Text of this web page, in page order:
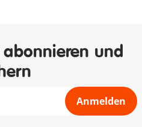
und
Anmelden